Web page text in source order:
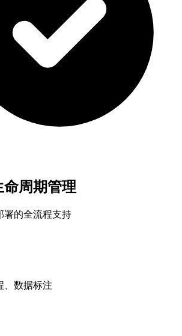
周期管理
署的全流程支持
、数据标注